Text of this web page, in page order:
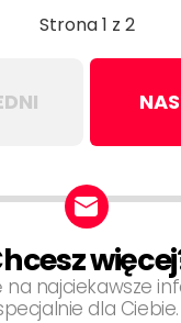
o
Strona 1 z 2
na najciekawsze
dla Ciebie.